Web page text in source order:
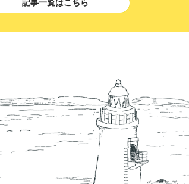
記事一覧はこちら